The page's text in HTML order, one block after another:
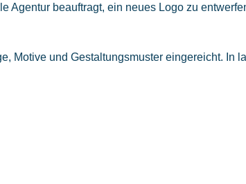
Agentur beauftragt, ein neues Logo zu
Motive und Gestaltungsmuster eingereicht. In